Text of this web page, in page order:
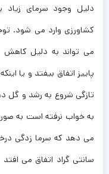
دلیل وجود سرمای زیاد
کشاورزی وارد می شود.
می تواند به دلیل
پاییز اتفاق بیفتد و یا
تازگی شروع به رشد و گل
به خواب نرفته است به